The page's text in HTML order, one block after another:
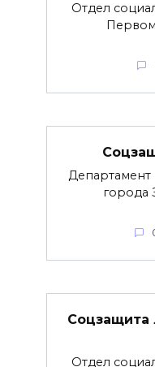
Отдел
Департамент
города
Соцзащита
Отдел